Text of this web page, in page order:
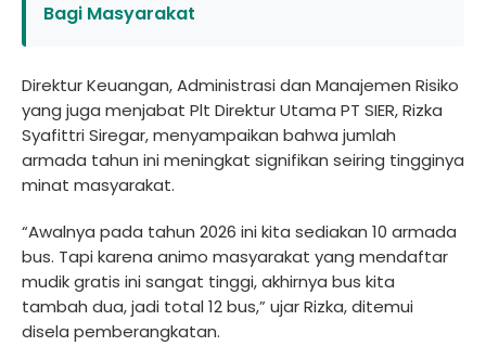
Bagi Masyarakat
Direktur Keuangan, Administrasi dan Manajemen Risiko
yang juga menjabat Plt Direktur Utama PT SIER, Rizka
Syafittri Siregar, menyampaikan bahwa jumlah
armada tahun ini meningkat signifikan seiring tingginya
minat masyarakat.
“Awalnya pada tahun 2026 ini kita sediakan 10 armada
bus. Tapi karena animo masyarakat yang mendaftar
mudik gratis ini sangat tinggi, akhirnya bus kita
tambah dua, jadi total 12 bus,” ujar Rizka, ditemui
disela pemberangkatan.